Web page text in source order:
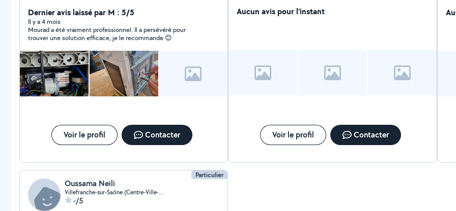
Dernier avis laissé par M : 5/5
Il y a 4 mois
Mourad a été vraiment professionnel. Il a persévéré pour
trouver une solution efficace, je le recommande 😊
Voir le profil Contacter
Aucun avis pour l'instant
Voir le profil Contacter
Particulier
Oussama Neili
Villefranche-sur-Saône (Centre-Ville-Nord)
-/5